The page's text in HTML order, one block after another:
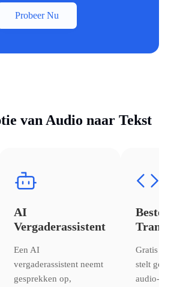
Probeer Nu
van Audio naar Tekst
AI
Vergaderassistent
Een AI
vergaderassistent neemt
gesprekken op,
Beste
Gratis
stelt
audio- of